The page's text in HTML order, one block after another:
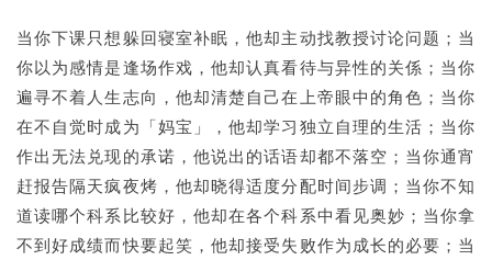
当你下课只想躲回寝室补眠，他却主动找教授讨论问题；当
你以为感情是逢场作戏，他却认真看待与异性的关係；当你
遍寻不着人生志向，他却清楚自己在上帝眼中的角色；当你
在不自觉时成为「妈宝」，他却学习独立自理的生活；当你
作出无法兑现的承诺，他说出的话语却都不落空；当你通宵
赶报告隔天疯夜烤，他却晓得适度分配时间步调；当你不知
道读哪个科系比较好，他却在各个科系中看见奥妙；当你拿
不到好成绩而快要起笑，他却接受失败作为成长的必要；当